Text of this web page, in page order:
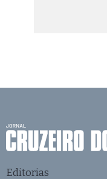
Editorias